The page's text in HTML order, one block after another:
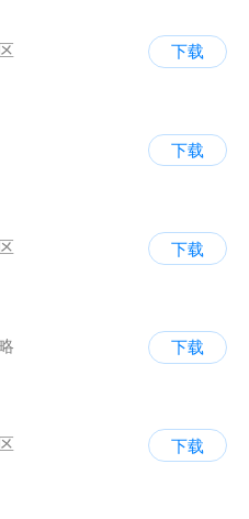
下载
下载
下载
下载
下载